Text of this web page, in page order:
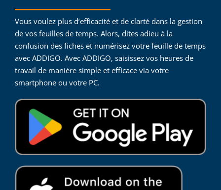
Vous voulez plus d’efficacité et de clarté dans la gestion
de vos feuilles de temps. Alors, dites adieu à la
confusion des fiches et numérisez votre feuille de temps
avec ADDIGO. Avec ADDIGO, saisissez vos heures de
travail de manière simple et efficace via votre
smartphone ou votre PC.